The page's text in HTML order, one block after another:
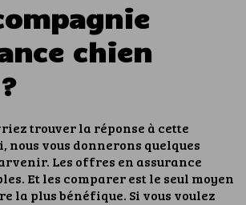
chien
trouver la réponse à cette
nous vous donnerons quelques
Les offres en assurance
Et les comparer est le seul moyen
la plus bénéfique. Si vous voulez